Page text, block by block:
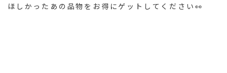
ほしかったあの品物をお得にゲットしてください👀